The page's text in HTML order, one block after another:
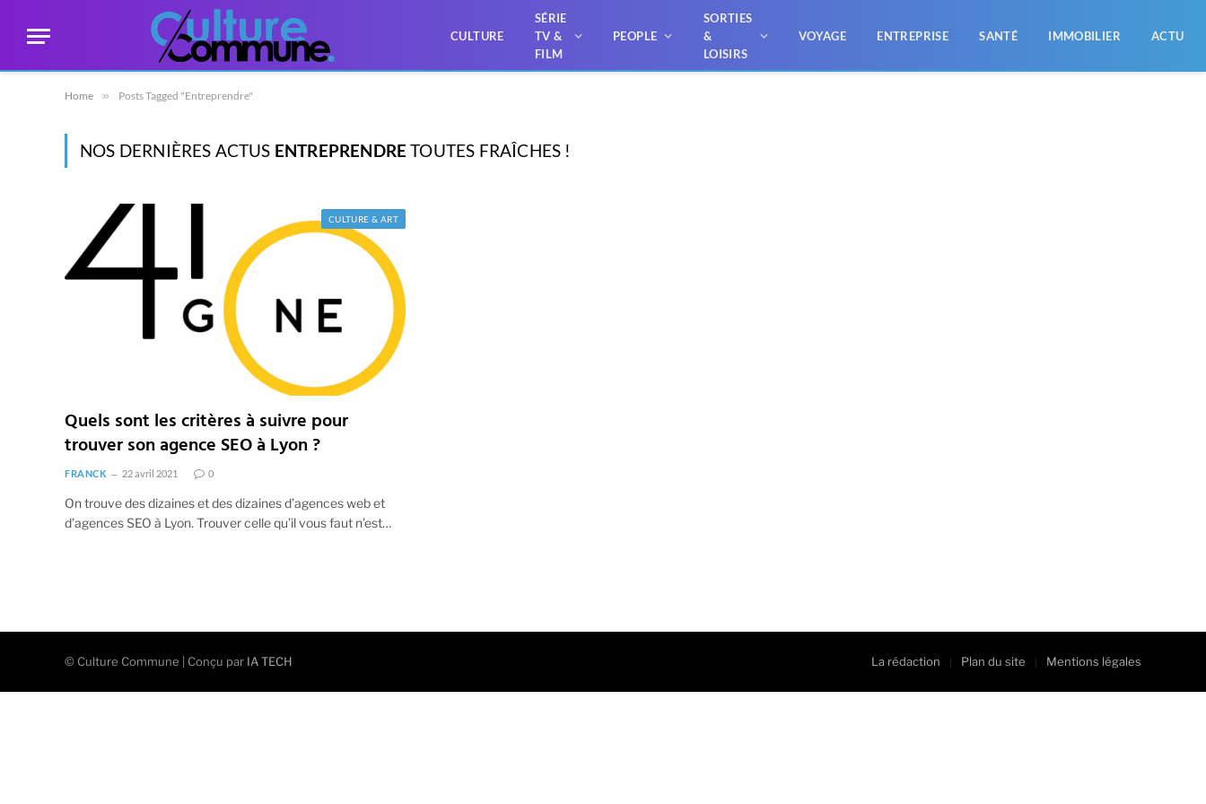
CULTURE
SÉRIE
TV &
FILM
PEOPLE
SORTIES
&
LOISIRS
VOYAGE ENTREPRISE SANTÉ IMMOBILIER ACTU
Home » Posts Tagged "Entreprendre"
NOS DERNIÈRES ACTUS ENTREPRENDRE TOUTES FRAÎCHES !
CULTURE & ART
Quels sont les critères à suivre pour
trouver son agence SEO à Lyon ?
FRANCK 22 avril 2021 0
On trouve des dizaines et des dizaines d’agences web et
d’agences SEO à Lyon. Trouver celle qu’il vous faut n’est…
© Culture Commune | Conçu par IA TECH La rédaction Plan du site Mentions légales